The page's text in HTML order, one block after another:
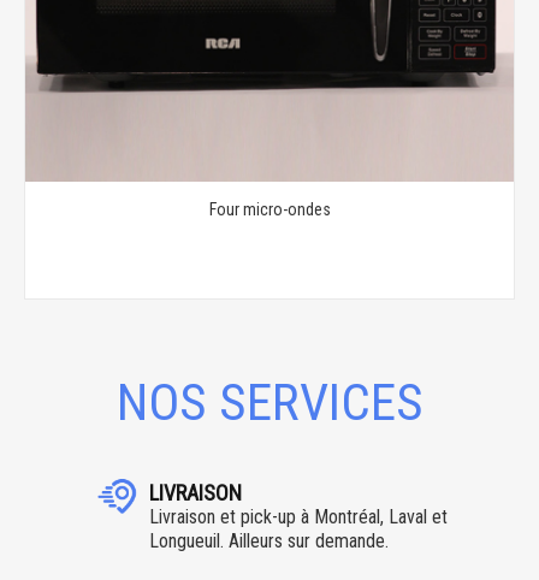
Four micro-ondes
NOS SERVICES
LIVRAISON
Livraison et pick-up à Montréal, Laval et
Longueuil. Ailleurs sur demande.